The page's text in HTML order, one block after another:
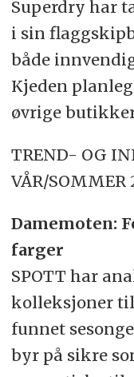
Superdry har
i sin
både
Kjeden
øvrige
TREND- OG
VÅR/SOMMER
Damemoten:
farger
SPOTT har
kolleksjoner til
funnet
byr på sikre